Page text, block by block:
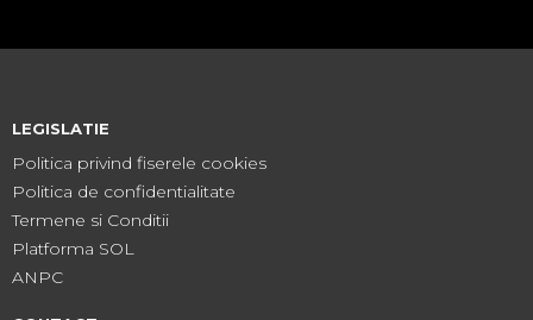
LEGISLATIE
Politica privind fiserele cookies
Politica de confidentialitate
Termene si Conditii
Platforma SOL
ANPC